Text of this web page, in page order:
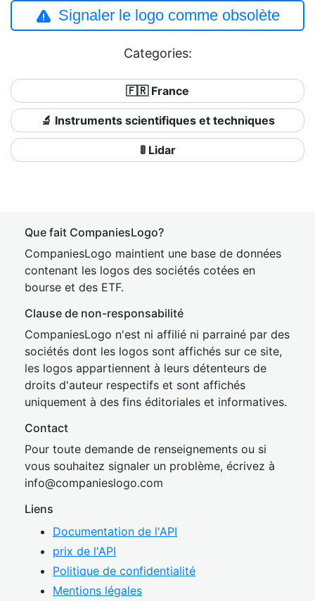
Signaler le logo comme obsolète
Categories:
🇫🇷 France
🔬 Instruments scientifiques et techniques
🚦 Lidar
Que fait CompaniesLogo?
CompaniesLogo maintient une base de données
contenant les logos des sociétés cotées en
bourse et des ETF.
Clause de non-responsabilité
CompaniesLogo n'est ni affilié ni parrainé par des
sociétés dont les logos sont affichés sur ce site,
les logos appartiennent à leurs détenteurs de
droits d'auteur respectifs et sont affichés
uniquement à des fins éditoriales et informatives.
Contact
Pour toute demande de renseignements ou si
vous souhaitez signaler un problème, écrivez à
info@companieslogo.com
Liens
Documentation de l'API
prix de l'API
Politique de confidentialité
Mentions légales